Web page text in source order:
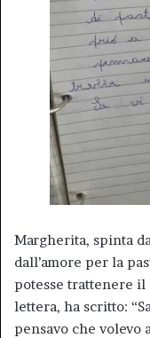
Margherita, spinta
dall’amore per la
potesse trattenere il
lettera, ha scritto:
pensavo che volevo